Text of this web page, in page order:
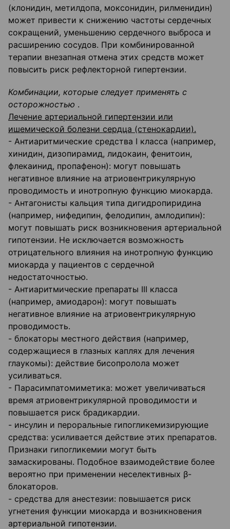
(клонидин, метилдопа, моксонидин, рилменидин)
может привести к снижению частоты сердечных
сокращений, уменьшению сердечного выброса и
расширению сосудов. При комбинированной
терапии внезапная отмена этих средств может
повысить риск рефлекторной гипертензии.
Комбинации, которые следует применять с
осторожностью .
Лечение артериальной гипертензии или
ишемической болезни сердца (стенокардии).
- Антиаритмические средства I класса (например,
хинидин, дизопирамид, лидокаин, фенитоин,
флекаинид, пропафенон): могут повышать
негативное влияние на атриовентрикулярную
проводимость и инотропную функцию миокарда.
- Антагонисты кальция типа дигидропиридина
(например, нифедипин, фелодипин, амлодипин):
могут повышать риск возникновения артериальной
гипотензии. Не исключается возможность
отрицательного влияния на инотропную функцию
миокарда у пациентов с сердечной
недостаточностью.
- Антиаритмические препараты III класса
(например, амиодарон): могут повышать
негативное влияние на атриовентрикулярную
проводимость.
- блокаторы местного действия (например,
содержащиеся в глазных каплях для лечения
глаукомы): действие бисопролола может
усиливаться.
- Парасимпатомиметика: может увеличиваться
время атриовентрикулярной проводимости и
повышается риск брадикардии.
- инсулин и пероральные гипогликемизирующие
средства: усиливается действие этих препаратов.
Признаки гипогликемии могут быть
замаскированы. Подобное взаимодействие более
вероятно при применении неселективных β-
блокаторов.
- средства для анестезии: повышается риск
угнетения функции миокарда и возникновения
артериальной гипотензии.